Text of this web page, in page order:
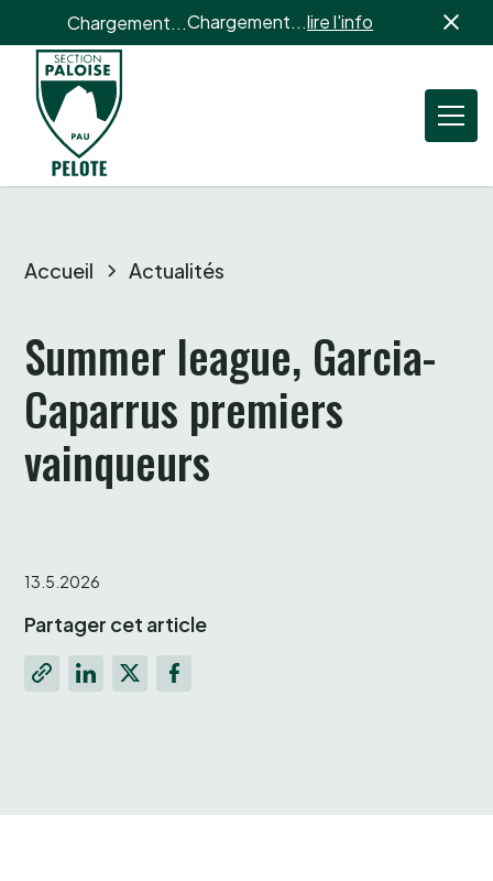
Chargement...Chargement...lire l'info
Accueil Actualités
Summer league, Garcia-
Caparrus premiers
vainqueurs
13.5.2026
Partager cet article